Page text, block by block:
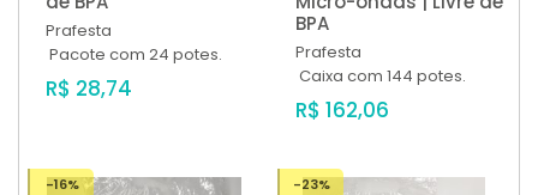
Prafesta
Pacote com 24 potes.
R$ 28,74
BPA
Prafesta
Caixa com 144 potes.
R$ 162,06
-16% -23%